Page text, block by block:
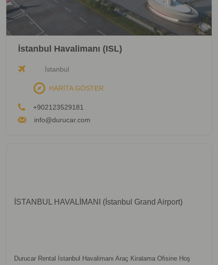
İSTANBUL HAVALİMANI (İstanbul Grand Airport)
Durucar Rental İstanbul Havalimanı Araç Kiralama Ofisine Hoş
İstanbul Havalimanı (ISL)
İstanbul
HARİTA GÖSTER
+902123529181
info@durucar.com